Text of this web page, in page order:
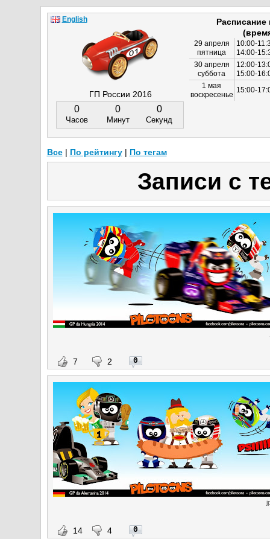
Записи с
7 2 0
14 4 0
ГП России 2016
0
Часов
0
Минут
0
Секунд
29 апреля
пятница
10:00-
14:00-
30 апреля
суббота
12:00-
15:00-
1 мая
воскресенье
15:00-
English
Все| По рейтингу| По тегам